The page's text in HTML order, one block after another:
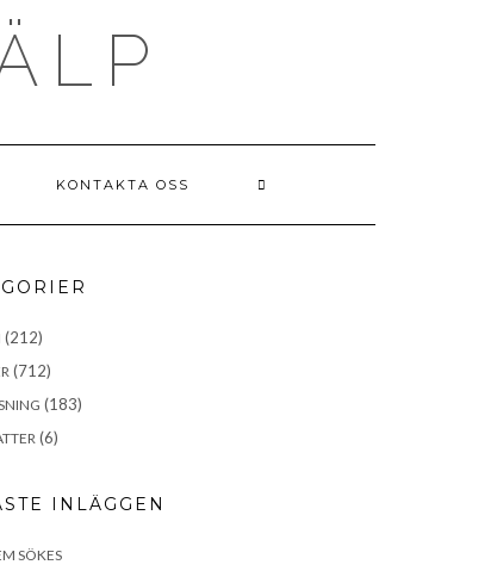
KONTAKTA OSS
(212)
(712)
(183)
(6)
INLÄGGEN
SÖKES